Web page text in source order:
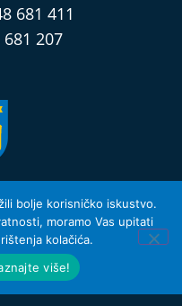
681 411
681 207
Korištenja
bolje korisničko iskustvo.
moramo Vas upitati
kolačića.
više!